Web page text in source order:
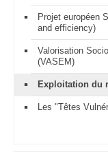
Projet européen
and efficiency)
Valorisation
(VASEM)
Exploitation du
Les "Têtes